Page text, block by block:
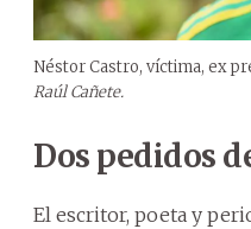
Néstor Castro, víctima, ex
Raúl Cañete.
Dos pedidos
El escritor, poeta y